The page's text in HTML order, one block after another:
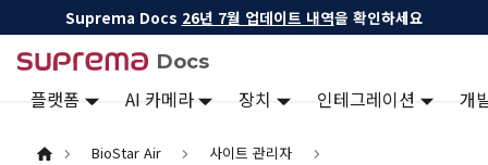
Suprema Docs 26년 7월 업데이트 내역을 확인하세요
Docs
플랫폼 AI 카메라 장치 인테그레이션 개
BioStar Air
사이트 관리자